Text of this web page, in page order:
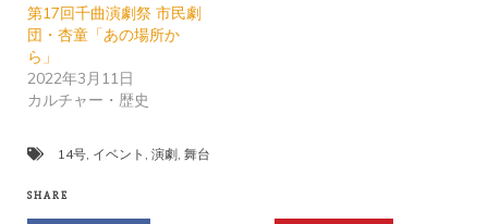
第17回千曲演劇祭 市民劇
団・杏童「あの場所か
ら」
2022年3月11日
カルチャー・歴史
14号 イベント 演劇 舞台
SHARE